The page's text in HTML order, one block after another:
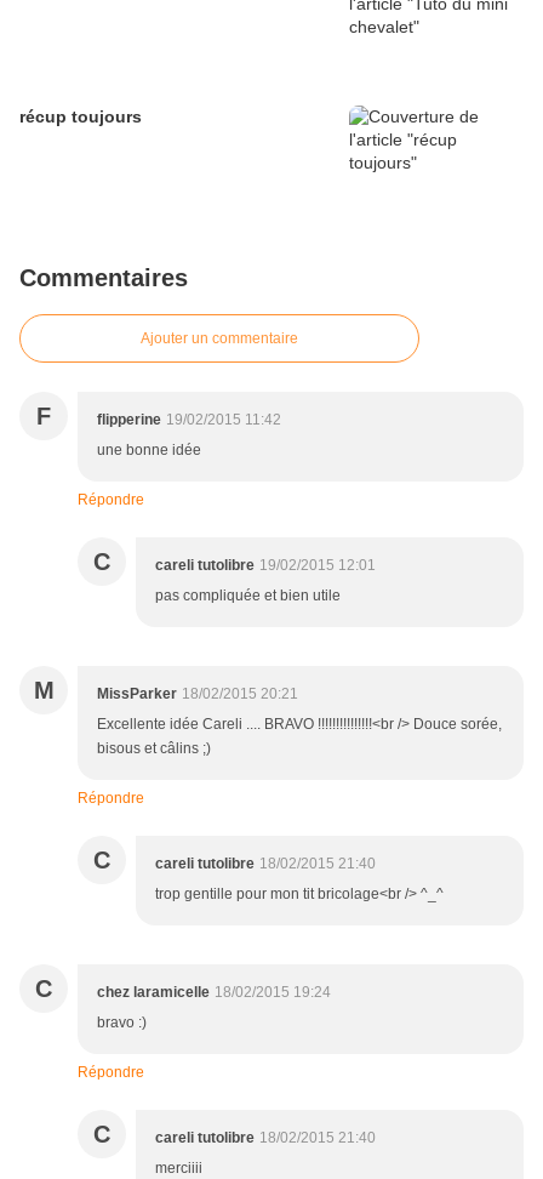
récup toujours
Commentaires
Ajouter un commentaire
F flipperine 19/02/2015 11:42
une bonne idée
Répondre
C careli tutolibre 19/02/2015 12:01
pas compliquée et bien utile
M MissParker 18/02/2015 20:21
Excellente idée Careli .... BRAVO !!!!!!!!!!!!!!!<br /> Douce sorée,
bisous et câlins ;)
Répondre
C careli tutolibre 18/02/2015 21:40
trop gentille pour mon tit bricolage<br /> ^_^
C chez laramicelle 18/02/2015 19:24
bravo :)
Répondre
C careli tutolibre 18/02/2015 21:40
merciiii